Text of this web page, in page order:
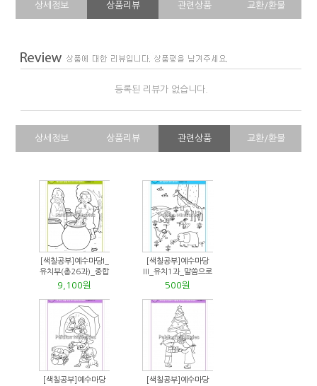
상세정보 상품리뷰 관련상품 교환/환불
등록된 리뷰가 없습니다.
상세정보 상품리뷰 관련상품 교환/환불
[색칠공부]예수마당I_
유치부(총26과)_종합
9,100원
[색칠공부]예수마당
III_유치1과_말씀으로
500원
[색칠공부]예수마당
[색칠공부]예수마당